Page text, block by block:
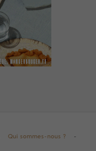
Qui sommes-nous ?
-